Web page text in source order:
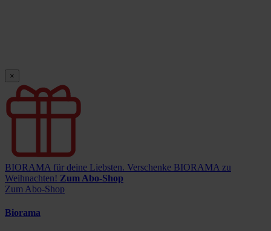
×
BIORAMA für deine Liebsten. Verschenke BIORAMA zu
Weihnachten! Zum Abo-Shop
Zum Abo-Shop
Biorama